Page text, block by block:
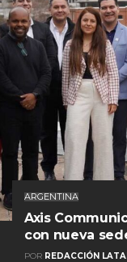
ARGENTINA
Axis
con nueva
POR REDACCIÓN